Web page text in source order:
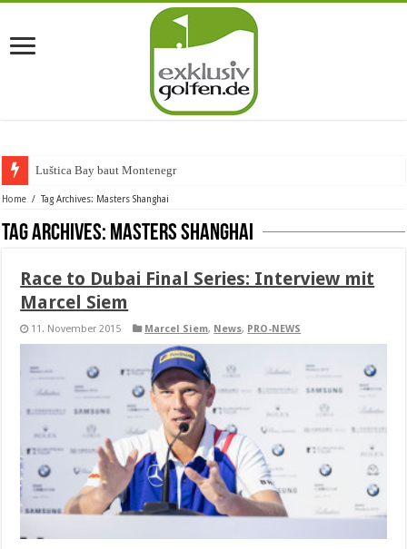
Luštica Bay baut Montenegros er
Home / Tag Archives: Masters Shanghai
Tag Archives: Masters Shanghai
Race to Dubai Final Series: Interview mit
Marcel Siem
11. November 2015 Marcel Siem, News, PRO-NEWS